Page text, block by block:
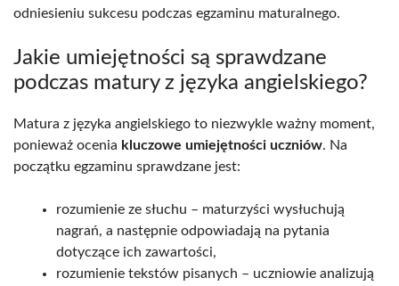
odniesieniu sukcesu podczas egzaminu maturalnego.
Jakie umiejętności są sprawdzane
podczas matury z języka angielskiego?
Matura z języka angielskiego to niezwykle ważny moment,
ponieważ ocenia kluczowe umiejętności uczniów. Na
początku egzaminu sprawdzane jest:
rozumienie ze słuchu – maturzyści wysłuchują
nagrań, a następnie odpowiadają na pytania
dotyczące ich zawartości,
rozumienie tekstów pisanych – uczniowie analizują